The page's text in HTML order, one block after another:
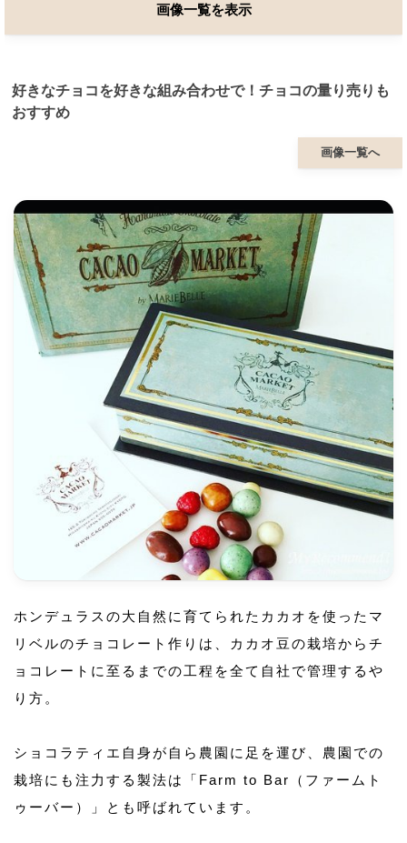
画像一覧を表示
好きなチョコを好きな組み合わせで！チョコの量り売りも
おすすめ
画像一覧へ
ホンデュラスの大自然に育てられたカカオを使ったマ
リベルのチョコレート作りは、カカオ豆の栽培からチ
ョコレートに至るまでの工程を全て自社で管理するや
り方。
ショコラティエ自身が自ら農園に足を運び、農園での
栽培にも注力する製法は「Farm to Bar（ファームト
ゥーバー）」とも呼ばれています。